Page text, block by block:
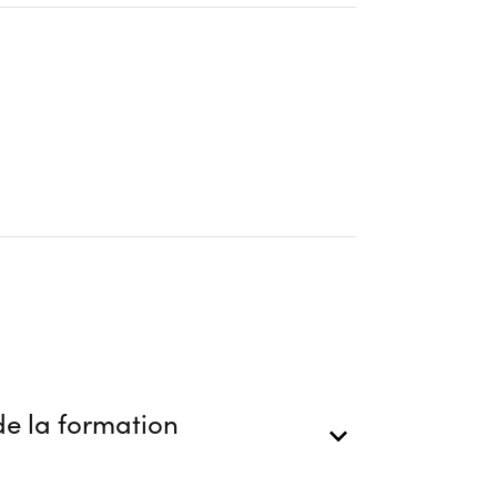
la qualification initiale des conducteurs
la formation